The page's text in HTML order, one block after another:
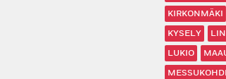
KIRKONMÄKI
KYSELY
LUKIO